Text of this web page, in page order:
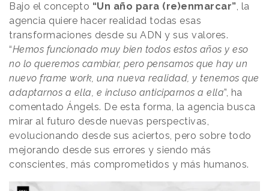
Bajo el concepto “Un año para (re)enmarcar”, la
agencia quiere hacer realidad todas esas
transformaciones desde su ADN y sus valores.
“Hemos funcionado muy bien todos estos años y eso
no lo queremos cambiar, pero pensamos que hay un
nuevo frame work, una nueva realidad, y tenemos que
adaptarnos a ella, e incluso anticiparnos a ella”, ha
comentado Ángels. De esta forma, la agencia busca
mirar al futuro desde nuevas perspectivas,
evolucionando desde sus aciertos, pero sobre todo
mejorando desde sus errores y siendo más
conscientes, más comprometidos y más humanos.